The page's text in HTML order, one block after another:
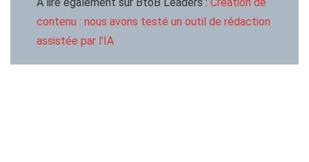
A lire également sur BtoB Leaders : Création de
contenu : nous avons testé un outil de rédaction
assistée par l’IA